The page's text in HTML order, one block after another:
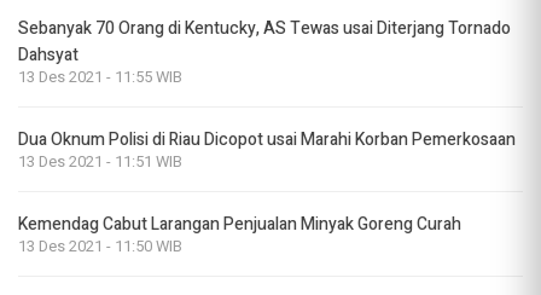
Sebanyak 70 Orang di Kentucky, AS Tewas usai Diterjang Tornado
Dahsyat
13 Des 2021 - 11:55 WIB
Dua Oknum Polisi di Riau Dicopot usai Marahi Korban Pemerkosaan
13 Des 2021 - 11:51 WIB
Kemendag Cabut Larangan Penjualan Minyak Goreng Curah
13 Des 2021 - 11:50 WIB